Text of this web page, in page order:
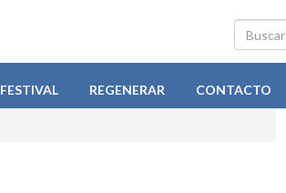
Buscar
FESTIVAL REGENERAR CONTACTO